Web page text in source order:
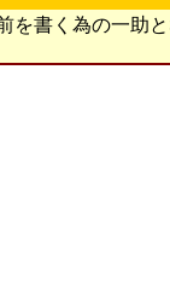
を書く為の一助